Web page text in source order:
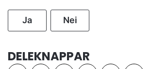
Ja Nei
DELEKNAPPAR